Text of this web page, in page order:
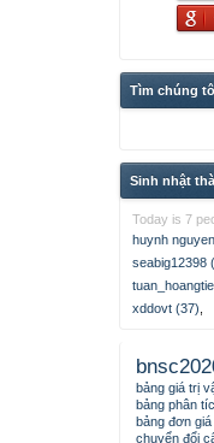
Tìm chúng
Sinh nhật
Today is 7
huynh
seabig12398
xddovt (37)
bảng giá trị
bảng phân
bảng đơn
chuyển đổi